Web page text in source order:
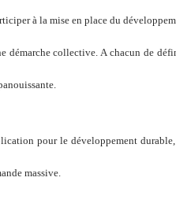
à la mise en place du
démarche collective. A chacun de
pour le développement
massive.